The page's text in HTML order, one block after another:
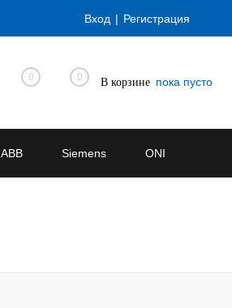
Вход Регистрация
0 0 В корзине пока пусто
ABB Siemens ONI